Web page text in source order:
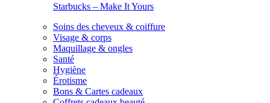
Starbucks – Make It Yours
Soins des cheveux & coiffure
Visage & corps
Maquillage & ongles
Santé
Hygiène
Érotisme
Bons & Cartes cadeaux